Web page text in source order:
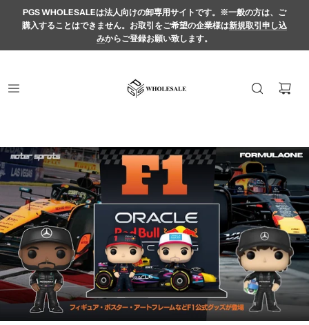
PGS WHOLESALEは法人向けの卸専用サイトです。※一般の方は、ご
購入することはできません。お取引をご希望の企業様は新規取引申し込
みからご登録お願い致します。